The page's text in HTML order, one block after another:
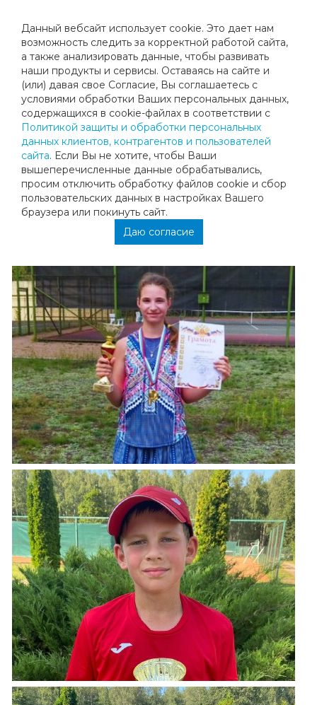
Данный вебсайт использует cookie. Это дает нам
возможность следить за корректной работой сайта,
а также анализировать данные, чтобы развивать
наши продукты и сервисы. Оставаясь на сайте и
(или) давая свое Согласие, Вы соглашаетесь с
условиями обработки Ваших персональных данных,
содержащихся в cookie-файлах в соответствии с
Политикой защиты и обработки персональных
данных клиентов, контрагентов и пользователей
сайта. Если Вы не хотите, чтобы Ваши
вышеперечисленные данные обрабатывались,
просим отключить обработку файлов cookie и сбор
пользовательских данных в настройках Вашего
браузера или покинуть сайт.
Даю согласие
2 НОВЫЕ МЕДАЛИ
На прошлой неделе наши ученики принесли клубу 2
новые победы!
Степанова Таисия заняла 1 место на турнире РТТ
«Подмосковное лето Валенсии» в Электростали. (тренер
Асхабова Дарья)
Разумовский Александр занял 2 место на ТВД «Ten» Cup
в Дмитрове. (тренер Асхабова Дарья)
Поздравляем ребят с этими результатами, так держать!